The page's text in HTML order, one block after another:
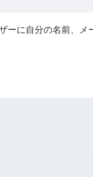
ーに自分の名前、メ